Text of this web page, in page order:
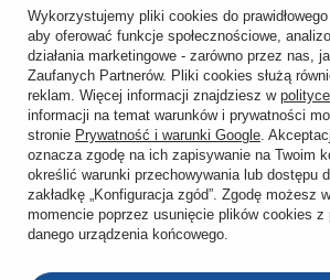
Chcę zareklamować produkt
Chcę zwrócić produkt
Chcę wymienić towar
KONTO
Wykorzystujemy pliki cookies do
aby oferować funkcje społecznościowe,
działania marketingowe - zarówno przez nas,
Zaufanych Partnerów. Pliki cookies służą
reklam. Więcej informacji znajdziesz w
informacji na temat warunków i prywatności
stronie Prywatność i warunki Google.
oznacza zgodę na ich zapisywanie na Twoim
określić warunki przechowywania lub dostępu
zakładkę „Konfiguracja zgód”. Zgodę możesz
momencie poprzez usunięcie plików cookies z
danego urządzenia końcowego.